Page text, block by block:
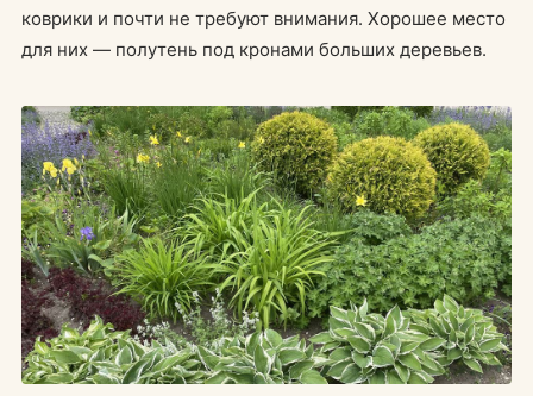
коврики и почти не требуют внимания. Хорошее место
для них — полутень под кронами больших деревьев.